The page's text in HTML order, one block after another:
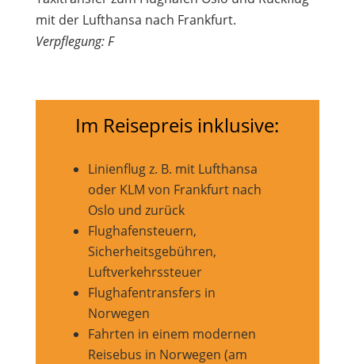
mit der Lufthansa nach Frankfurt.
Verpflegung: F
Im Reisepreis inklusive:
Linienflug z. B. mit Lufthansa
oder KLM von Frankfurt nach
Oslo und zurück
Flughafensteuern,
Sicherheitsgebühren,
Luftverkehrssteuer
Flughafentransfers in
Norwegen
Fahrten in einem modernen
Reisebus in Norwegen (am